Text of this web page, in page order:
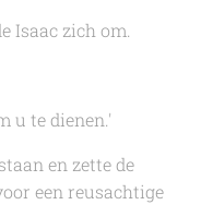
Isaac zich om.
u te dienen.'
en zette de
een reusachtige